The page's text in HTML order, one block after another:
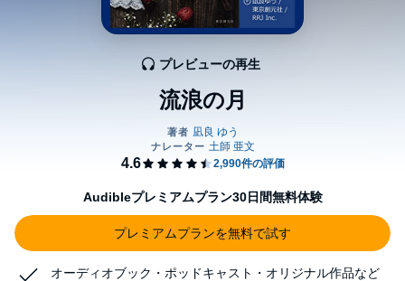
流浪の月
プレビューの再生
Audibleプレミアムプラン30日間無料体験
プレミアムプランを無料で試す
オーディオブック・ポッドキャスト・オリジナル作品など